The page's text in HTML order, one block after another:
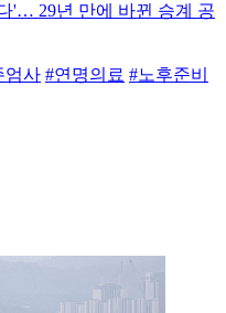
'… 29년 만에 바뀐 승계 공
엄사 #연명의료 #노후준비